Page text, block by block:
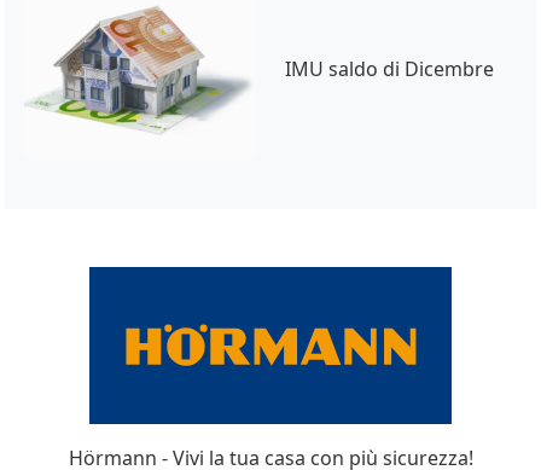
IMU saldo di Dicembre
Hörmann - Vivi la tua casa con più sicurezza!